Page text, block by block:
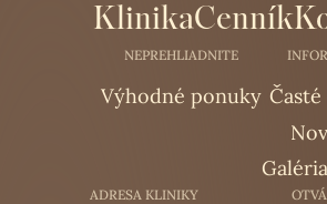
KlinikaCenník
NEPREHLIADNITE
Výhodné ponuky
ADRESA KLINIKY